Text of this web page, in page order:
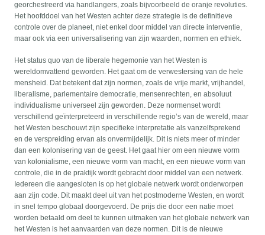
georchestreerd via handlangers, zoals bijvoorbeeld de oranje revoluties.
Het hoofddoel van het Westen achter deze strategie is de definitieve
controle over de planeet, niet enkel door middel van directe interventie,
maar ook via een universalisering van zijn waarden, normen en ethiek.
Het status quo van de liberale hegemonie van het Westen is
wereldomvattend geworden. Het gaat om de verwestersing van de hele
mensheid. Dat betekent dat zijn normen, zoals de vrije markt, vrijhandel,
liberalisme, parlementaire democratie, mensenrechten, en absoluut
individualisme universeel zijn geworden. Deze normenset wordt
verschillend geïnterpreteerd in verschillende regio’s van de wereld, maar
het Westen beschouwt zijn specifieke interpretatie als vanzelfsprekend
en de verspreiding ervan als onvermijdelijk. Dit is niets meer of minder
dan een kolonisering van de geest. Het gaat hier om een nieuwe vorm
van kolonialisme, een nieuwe vorm van macht, en een nieuwe vorm van
controle, die in de praktijk wordt gebracht door middel van een netwerk.
Iedereen die aangesloten is op het globale netwerk wordt onderworpen
aan zijn code. Dit maakt deel uit van het postmoderne Westen, en wordt
in snel tempo globaal doorgevoerd. De prijs die door een natie moet
worden betaald om deel te kunnen uitmaken van het globale netwerk van
het Westen is het aanvaarden van deze normen. Dit is de nieuwe